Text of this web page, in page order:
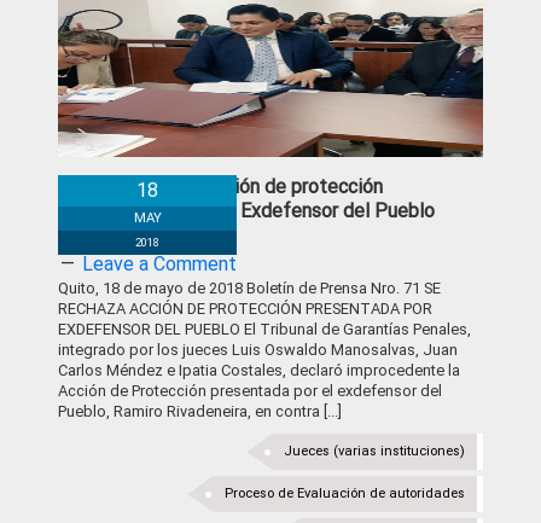
Se rechaza acción de protección
presentada por Exdefensor del Pueblo
18
MAY
2018
Leave a Comment
Quito, 18 de mayo de 2018 Boletín de Prensa Nro. 71 SE
RECHAZA ACCIÓN DE PROTECCIÓN PRESENTADA POR
EXDEFENSOR DEL PUEBLO El Tribunal de Garantías Penales,
integrado por los jueces Luis Oswaldo Manosalvas, Juan
Carlos Méndez e Ipatia Costales, declaró improcedente la
Acción de Protección presentada por el exdefensor del
Pueblo, Ramiro Rivadeneira, en contra [...]
Jueces (varias instituciones)
Proceso de Evaluación de autoridades